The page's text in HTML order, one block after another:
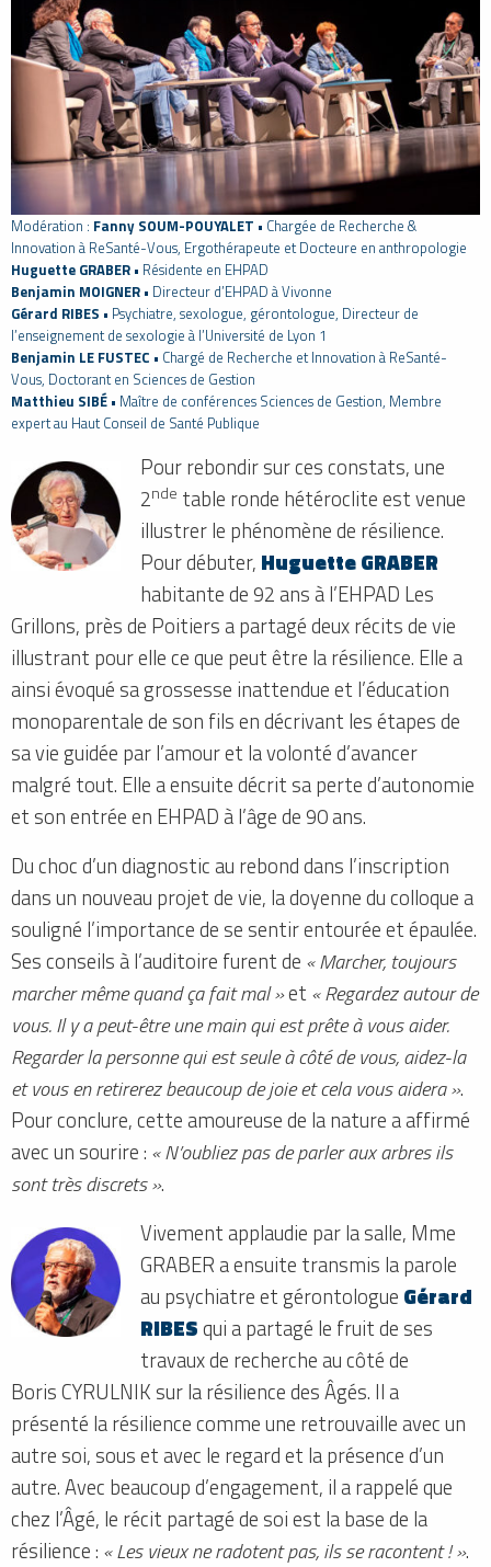
Modération : Fanny SOUM-POUYALET • Chargée de Recherche &
Innovation à ReSanté-Vous, Ergothérapeute et Docteure en anthropologie
Huguette GRABER • Résidente en EHPAD
Benjamin MOIGNER • Directeur d’EHPAD à Vivonne
Gérard RIBES • Psychiatre, sexologue, gérontologue, Directeur de
l’enseignement de sexologie à l’Université de Lyon 1
Benjamin LE FUSTEC • Chargé de Recherche et Innovation à ReSanté-
Vous, Doctorant en Sciences de Gestion
Matthieu SIBÉ • Maître de conférences Sciences de Gestion, Membre
expert au Haut Conseil de Santé Publique
Pour rebondir sur ces constats, une
2nde table ronde hétéroclite est venue
illustrer le phénomène de résilience.
Pour débuter, Huguette GRABER
habitante de 92 ans à l’EHPAD Les
Grillons, près de Poitiers a partagé deux récits de vie
illustrant pour elle ce que peut être la résilience. Elle a
ainsi évoqué sa grossesse inattendue et l’éducation
monoparentale de son fils en décrivant les étapes de
sa vie guidée par l’amour et la volonté d’avancer
malgré tout. Elle a ensuite décrit sa perte d’autonomie
et son entrée en EHPAD à l’âge de 90 ans.
Du choc d’un diagnostic au rebond dans l’inscription
dans un nouveau projet de vie, la doyenne du colloque a
souligné l’importance de se sentir entourée et épaulée.
Ses conseils à l’auditoire furent de « Marcher, toujours
marcher même quand ça fait mal »et « Regardez autour de
vous. Il y a peut-être une main qui est prête à vous aider.
Regarder la personne qui est seule à côté de vous, aidez-la
et vous en retirerez beaucoup de joie et cela vous aidera ».
Pour conclure, cette amoureuse de la nature a affirmé
avec un sourire : « N’oubliez pas de parler aux arbres ils
sont très discrets ».
Vivement applaudie par la salle, Mme
GRABER a ensuite transmis la parole
au psychiatre et gérontologue Gérard
RIBESqui a partagé le fruit de ses
travaux de recherche au côté de
Boris CYRULNIK sur la résilience des Âgés. Il a
présenté la résilience comme une retrouvaille avec un
autre soi, sous et avec le regard et la présence d’un
autre. Avec beaucoup d’engagement, il a rappelé que
chez l’Âgé, le récit partagé de soi est la base de la
résilience : « Les vieux ne radotent pas, ils se racontent ! ».